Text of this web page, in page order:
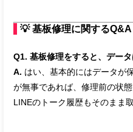
💡 基板修理に関するQ&A
Q1. 基板修理をすると、デー
A. はい、基本的にはデータが
が無事であれば、修理前の状
LINEのトーク履歴もそのまま